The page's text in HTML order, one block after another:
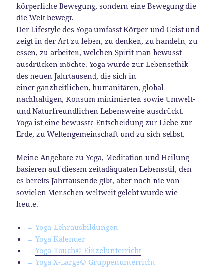
körperliche Bewegung, sondern eine Bewegung die
die Welt bewegt.
Der Lifestyle des Yoga umfasst Körper und Geist und
zeigt in der Art zu leben, zu denken, zu handeln, zu
essen, zu arbeiten, welchen Spirit man bewusst
ausdrücken möchte. Yoga wurde zur Lebensethik
des neuen Jahrtausend, die sich in
einer ganzheitlichen, humanitären, global
nachhaltigen, Konsum minimierten sowie Umwelt-
und Naturfreundlichen Lebensweise ausdrückt.
Yoga ist eine bewusste Entscheidung zur Liebe zur
Erde, zu Weltengemeinschaft und zu sich selbst.
Meine Angebote zu Yoga, Meditation und Heilung
basieren auf diesem zeitadäquaten Lebensstil, den
es bereits Jahrtausende gibt, aber noch nie von
sovielen Menschen weltweit gelebt wurde wie
heute.
→Yoga-Lehrausbildungen
→ Yoga Kalender
→Yoga-Touch© Einzelunterricht
→Yoga X-Large© Gruppenunterricht